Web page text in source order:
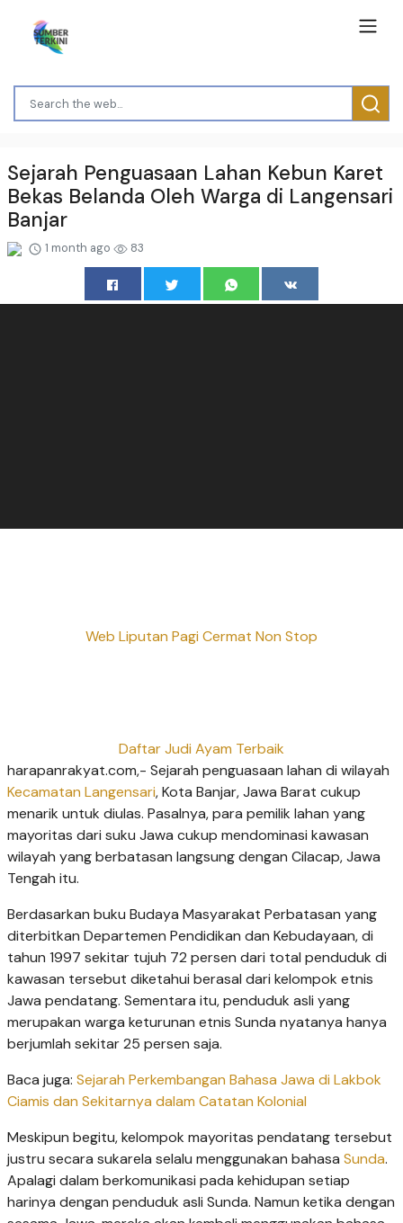
Sejarah Penguasaan Lahan Kebun Karet
Bekas Belanda Oleh Warga di Langensari
Banjar
1 month ago 83
Web Liputan Pagi Cermat Non Stop
Daftar Judi Ayam Terbaik
harapanrakyat.com,- Sejarah penguasaan lahan di wilayah
Kecamatan Langensari, Kota Banjar, Jawa Barat cukup
menarik untuk diulas. Pasalnya, para pemilik lahan yang
mayoritas dari suku Jawa cukup mendominasi kawasan
wilayah yang berbatasan langsung dengan Cilacap, Jawa
Tengah itu.
Berdasarkan buku Budaya Masyarakat Perbatasan yang
diterbitkan Departemen Pendidikan dan Kebudayaan, di
tahun 1997 sekitar tujuh 72 persen dari total penduduk di
kawasan tersebut diketahui berasal dari kelompok etnis
Jawa pendatang. Sementara itu, penduduk asli yang
merupakan warga keturunan etnis Sunda nyatanya hanya
berjumlah sekitar 25 persen saja.
Baca juga: Sejarah Perkembangan Bahasa Jawa di Lakbok
Ciamis dan Sekitarnya dalam Catatan Kolonial
Meskipun begitu, kelompok mayoritas pendatang tersebut
justru secara sukarela selalu menggunakan bahasa Sunda.
Apalagi dalam berkomunikasi pada kehidupan setiap
harinya dengan penduduk asli Sunda. Namun ketika dengan